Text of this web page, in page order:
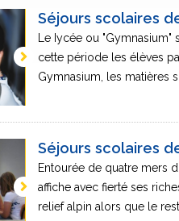
Séjours scolaires
Le Iycée ou
cette période les élèves
Gymnasium, les matières
Séjours scolaires
Entourée de quatre mers
affiche avec fierté ses
relief alpin alors que le